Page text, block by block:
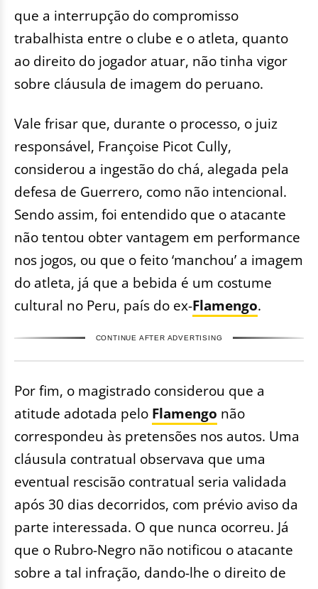
que a interrupção do compromisso
trabalhista entre o clube e o atleta, quanto
ao direito do jogador atuar, não tinha vigor
sobre cláusula de imagem do peruano.
Vale frisar que, durante o processo, o juiz
responsável, Françoise Picot Cully,
considerou a ingestão do chá, alegada pela
defesa de Guerrero, como não intencional.
Sendo assim, foi entendido que o atacante
não tentou obter vantagem em performance
nos jogos, ou que o feito ‘manchou’ a imagem
do atleta, já que a bebida é um costume
cultural no Peru, país do ex-Flamengo.
CONTINUE AFTER ADVERTISING
Por fim, o magistrado considerou que a
atitude adotada pelo Flamengo não
correspondeu às pretensões nos autos. Uma
cláusula contratual observava que uma
eventual rescisão contratual seria validada
após 30 dias decorridos, com prévio aviso da
parte interessada. O que nunca ocorreu. Já
que o Rubro-Negro não notificou o atacante
sobre a tal infração, dando-lhe o direito de